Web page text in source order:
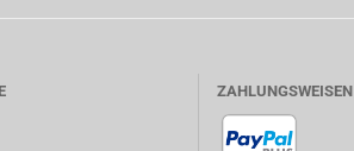
ZAHLUNGSWEISEN